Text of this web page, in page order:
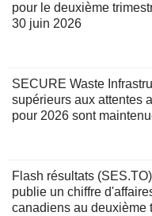
pour le deuxième
30 juin 2026
SECURE Waste
supérieurs aux attentes
pour 2026 sont
Flash résultats
publie un chiffre
canadiens au deuxième